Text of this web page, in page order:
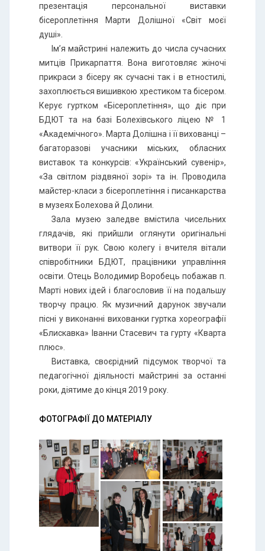
презентація персональної виставки
бісероплетіння Марти Долішної «Світ моєї
душі».
Ім’я майстрині належить до числа сучасних
митців Прикарпаття. Вона виготовляє жіночі
прикраси з бісеру як сучасні так і в етностилі,
захоплюється вишивкою хрестиком та бісером.
Керує гуртком «Бісероплетіння», що діє при
БДЮТ та на базі Болехівського ліцею № 1
«Академічного». Марта Долішна і її вихованці –
багаторазові учасники міських, обласних
виставок та конкурсів: «Український сувенір»,
«За світлом різдвяної зорі» та ін. Проводила
майстер-класи з бісероплетіння і писанкарства
в музеях Болехова й Долини.
Зала музею заледве вмістила чисельних
глядачів, які прийшли оглянути оригінальні
витвори її рук. Свою колегу і вчителя вітали
співробітники БДЮТ, працівники управління
освіти. Отець Володимир Воробець побажав п.
Марті нових ідей і благословив її на подальшу
творчу працю. Як музичний дарунок звучали
пісні у виконанні вихованки гуртка хореографії
«Блискавка» Іванни Стасевич та гурту «Кварта
плюс».
Виставка, своєрідний підсумок творчої та
педагогічної діяльності майстрині за останні
роки, діятиме до кінця 2019 року.
ФОТОГРАФІЇ ДО МАТЕРІАЛУ